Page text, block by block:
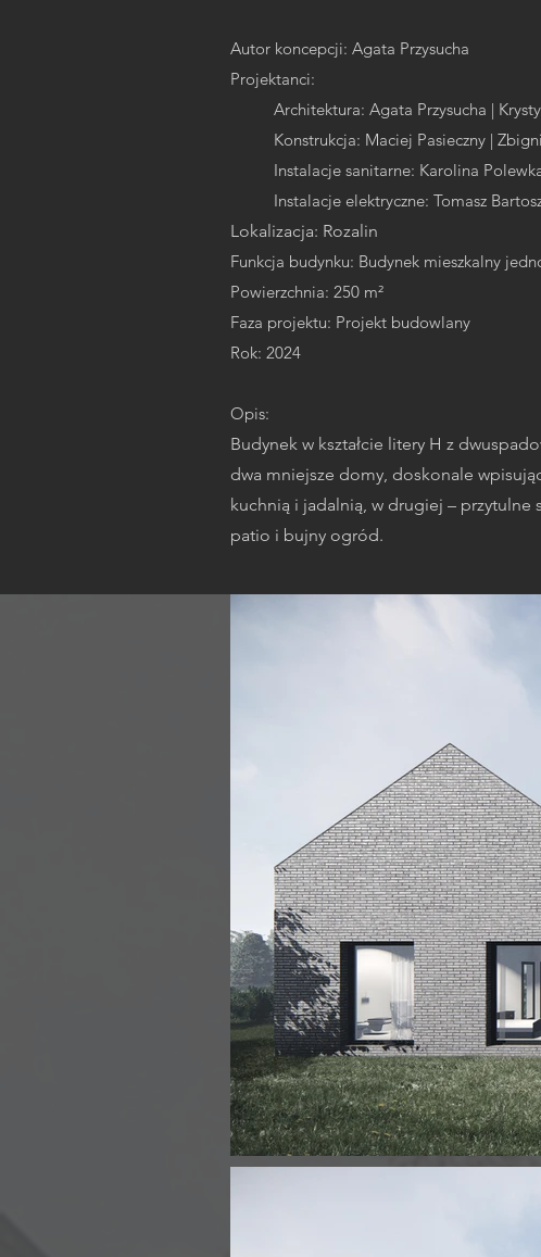
Autor koncepcji: Agata Przysucha
Projektanci:
Architektura: Agata Przysucha |
Konstrukcja: Maciej Pasieczny |
Instalacje sanitarne: Karolina
Instalacje elektryczne: Tomasz
Lokalizacja: Rozalin
Funkcja budynku: Budynek mieszkalny
Powierzchnia: 250 m²
Faza projektu: Projekt budowlany
Rok: 2024
Opis:
Budynek w kształcie litery H z
dwa mniejsze domy, doskonale
kuchnią i jadalnią, w drugiej – przytulne
patio i bujny ogród.